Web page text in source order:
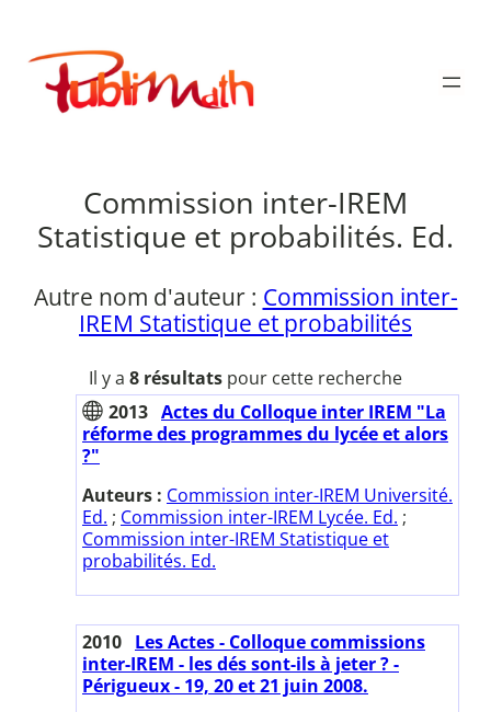
contenu
Publimath
Commission inter-IREM
Statistique et probabilités. Ed.
Autre nom d'auteur : Commission inter-
IREM Statistique et probabilités
Il y a 8 résultats pour cette recherche
2013 Actes du Colloque inter IREM "La
réforme des programmes du lycée et alors
?"
Auteurs : Commission inter-IREM Université.
Ed. ; Commission inter-IREM Lycée. Ed. ;
Commission inter-IREM Statistique et
probabilités. Ed.
2010 Les Actes - Colloque commissions
inter-IREM - les dés sont-ils à jeter ? -
Périgueux - 19, 20 et 21 juin 2008.